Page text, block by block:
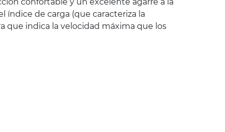
índice de carga (que caracteriza la
que indica la velocidad máxima que los